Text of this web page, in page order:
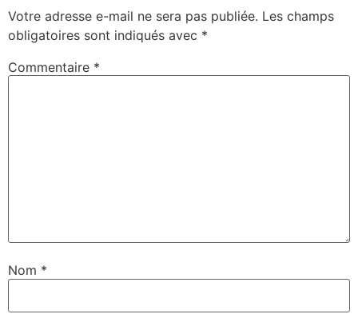
Votre adresse e-mail ne sera pas publiée. Les champs
obligatoires sont indiqués avec *
Commentaire *
Nom *